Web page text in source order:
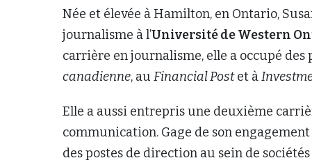
Née et élevée à Hamilton, en Ontario,
journalisme à l’Université de Western
carrière en journalisme, elle a occupé des
canadienne, au Financial Postet à
Elle a aussi entrepris une deuxième
communication. Gage de son engagement
des postes de direction au sein de